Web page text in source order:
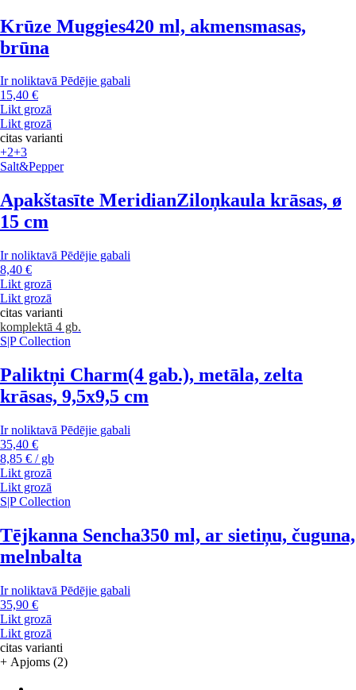
Krūze Muggies420 ml, akmensmasas,
brūna
Ir noliktavā Pēdējie gabali
15,40 €
Likt grozā
Likt grozā
citas varianti
+2+3
Salt&Pepper
Apakštasīte MeridianZiloņkaula krāsas, ø
15 cm
Ir noliktavā Pēdējie gabali
8,40 €
Likt grozā
Likt grozā
citas varianti
komplektā 4 gb.
S|P Collection
Paliktņi Charm(4 gab.), metāla, zelta
krāsas, 9,5x9,5 cm
Ir noliktavā Pēdējie gabali
35,40 €
8,85 € / gb
Likt grozā
Likt grozā
S|P Collection
Tējkanna Sencha350 ml, ar sietiņu, čuguna,
melnbalta
Ir noliktavā Pēdējie gabali
35,90 €
Likt grozā
Likt grozā
citas varianti
+ Apjoms (2)